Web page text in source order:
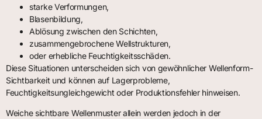
starke Verformungen,
Blasenbildung,
Ablösung zwischen den Schichten,
zusammengebrochene Wellstrukturen,
oder erhebliche Feuchtigkeitsschäden.
Diese Situationen unterscheiden sich von gewöhnlicher Wellenform-
Sichtbarkeit und können auf Lagerprobleme,
Feuchtigkeitsungleichgewicht oder Produktionsfehler hinweisen.
Weiche sichtbare Wellenmuster allein werden jedoch in der